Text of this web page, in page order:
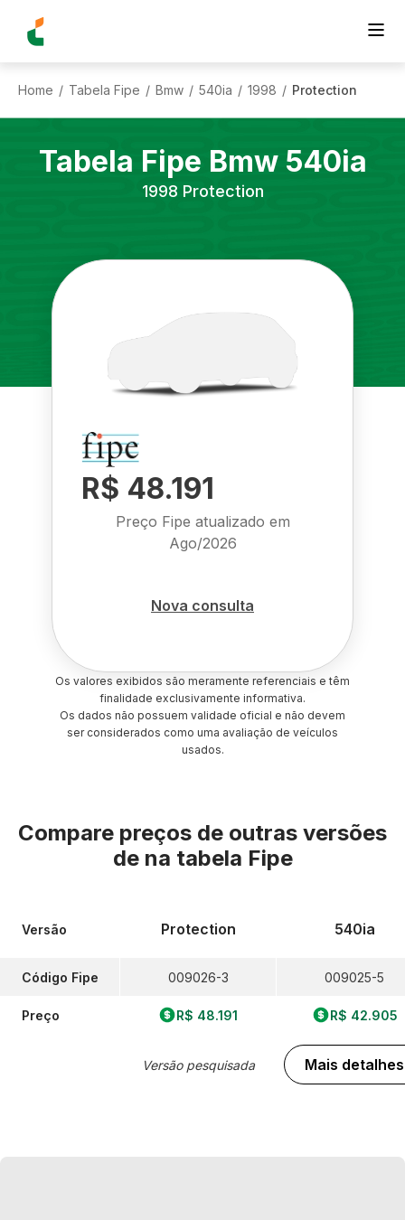
Home / Tabela Fipe / Bmw / 540ia / 1998 / Protection
Tabela Fipe Bmw 540ia
1998 Protection
R$ 48.191
Preço Fipe atualizado em
Ago/2026
Nova consulta
Os valores exibidos são meramente referenciais e têm
finalidade exclusivamente informativa.
Os dados não possuem validade oficial e não devem
ser considerados como uma avaliação de veículos
usados.
Compare preços de outras versões
de na tabela Fipe
Versão
Código Fipe
Preço
Protection
009026-3
R$ 48.191
Versão pesquisada
540ia
009025-5
R$ 42.905
Mais detalhes